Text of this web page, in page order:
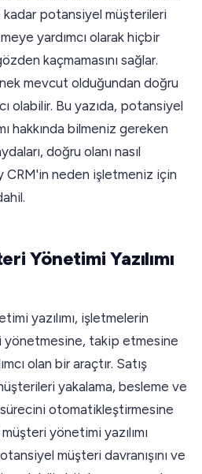
potansiyel müşterileri
yardımcı olarak hiçbir
kaçmamasını sağlar.
mevcut olduğundan doğru
olabilir. Bu yazıda, potansiyel
hakkında bilmeniz gereken
doğru olanı nasıl
neden işletmeniz için
Yönetimi Yazılımı
yazılımı, işletmelerin
yönetmesine, takip etmesine
olan bir araçtır. Satış
yakalama, besleme ve
otomatikleştirmesine
yönetimi yazılımı
müşteri davranışını ve